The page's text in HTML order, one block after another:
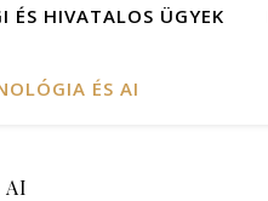
ÉS HIVATALOS ÜGYEK
ÉS AI
AI